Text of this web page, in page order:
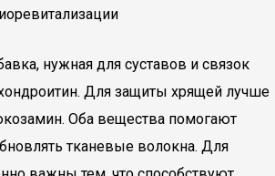
нужная для суставов и связок
Для защиты хрящей лучше
Оба вещества помогают
тканевые волокна. Для